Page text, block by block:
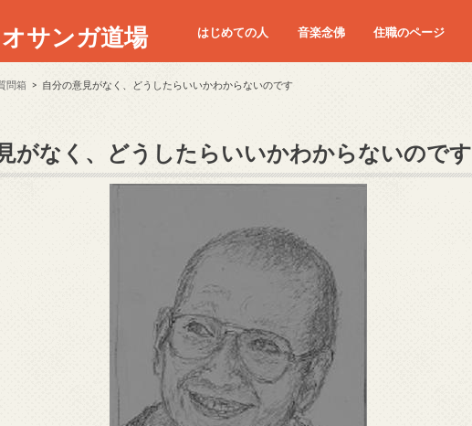
サンガ道場 はじめての人 音楽念佛 住職のページ
問箱 自分の意見がなく、どうしたらいいかわからないのです
がなく、どうしたらいいかわからないのです